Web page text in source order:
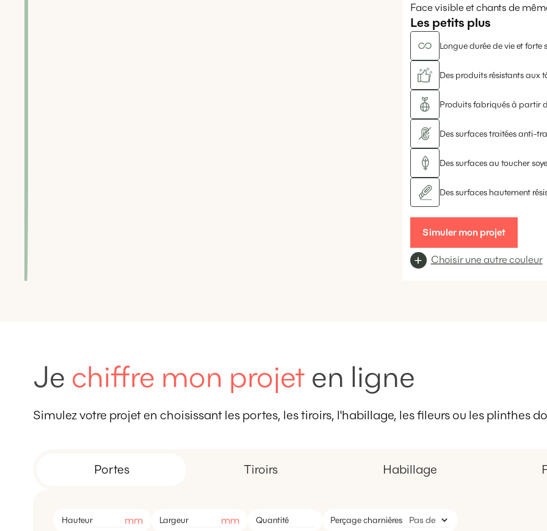
Face visible et chants de
Les petits plus
Longue durée de vie et forte
Des produits résistants aux
Produits fabriqués à partir
Des surfaces traitées anti-
Des surfaces au toucher
Des surfaces hautement
Simuler mon projet
Choisir une autre couleur
Je chiffre mon projet en ligne
Simulez votre projet en choisissant les portes, les tiroirs, l'habillage, les fileurs ou les plinthes
Portes Tiroirs Habillage
Hauteur mm Largeur mm Quantité Perçage charnières